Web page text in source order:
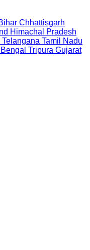
Chhattisgarh
Himachal Pradesh
Telangana Tamil Nadu
Tripura Gujarat